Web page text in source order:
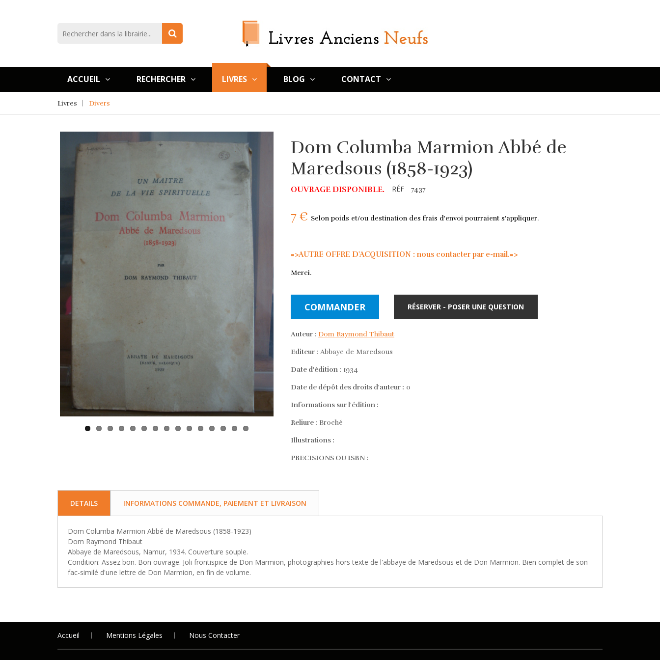
ACCUEIL RECHERCHER LIVRES BLOG CONTACT
Livres Divers
Dom Columba Marmion Abbé de
Maredsous (1858-1923)
OUVRAGE DISPONIBLE. RÉF 7437
7 € Selon poids et/ou destination des frais d'envoi pourraient s'appliquer.
=>AUTRE OFFRE D'ACQUISITION : nous contacter par e-mail.=>
Merci.
COMMANDER RÉSERVER - POSER UNE QUESTION
Auteur : Dom Raymond Thibaut
Editeur : Abbaye de Maredsous
Date d'édition : 1934
Date de dépôt des droits d'auteur : 0
Informations sur l'édition :
Reliure : Broché
Illustrations :
PRECISIONS OU ISBN :
DETAILS INFORMATIONS COMMANDE, PAIEMENT ET LIVRAISON
Dom Columba Marmion Abbé de Maredsous (1858-1923)
Dom Raymond Thibaut
Abbaye de Maredsous, Namur, 1934. Couverture souple.
Condition: Assez bon. Bon ouvrage. Joli frontispice de Don Marmion, photographies hors texte de l'abbaye de Maredsous et de Don Marmion. Bien complet de son
fac-similé d'une lettre de Don Marmion, en fin de volume.
Accueil Mentions Légales Nous Contacter